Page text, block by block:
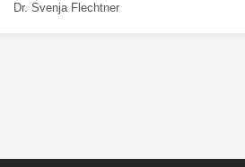
Dr. Svenja Flechtner